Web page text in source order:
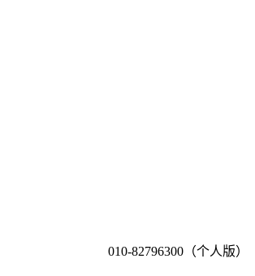
010-82796300（个人版）